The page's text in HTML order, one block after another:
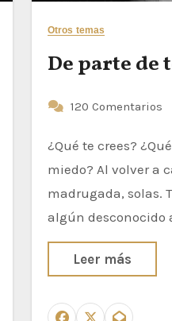
Otros temas
De parte de
120 Comentarios
¿Qué te crees? ¿Qué no hemos tenido
miedo? Al volver a
madrugada, solas.
algún desconocido
Leer más